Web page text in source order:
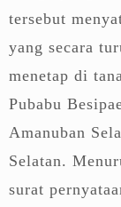
tersebut
yang secara
menetap di
Pubabu
Amanuban
Selatan.
surat